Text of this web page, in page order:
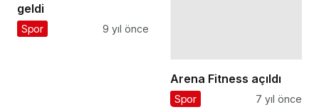
geldi
Spor 9 yıl önce
Arena Fitness açıldı
Spor 7 yıl önce